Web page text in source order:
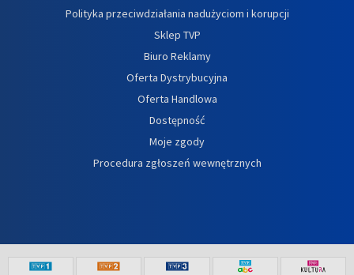
Polityka przeciwdziałania nadużyciom i korupcji
Sklep TVP
Biuro Reklamy
Oferta Dystrybucyjna
Oferta Handlowa
Dostępność
Moje zgody
Procedura zgłoszeń wewnętrznych